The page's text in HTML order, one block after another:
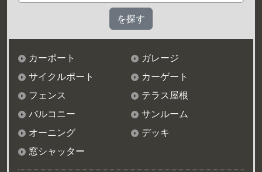
カーポート
ガレージ
サイクルポート
カーゲート
フェンス
テラス屋根
バルコニー
サンルーム
オーニング
デッキ
窓シャッター